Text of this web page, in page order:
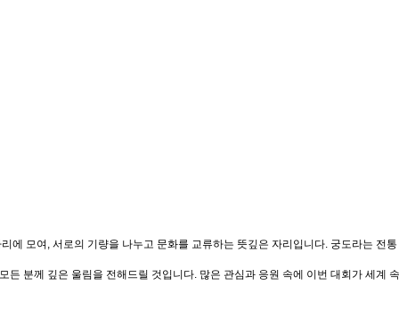
모여, 서로의 기량을 나누고 문화를 교류하는 뜻깊은 자리입니다. 궁도라는 전
분께 깊은 울림을 전해드릴 것입니다. 많은 관심과 응원 속에 이번 대회가 세계